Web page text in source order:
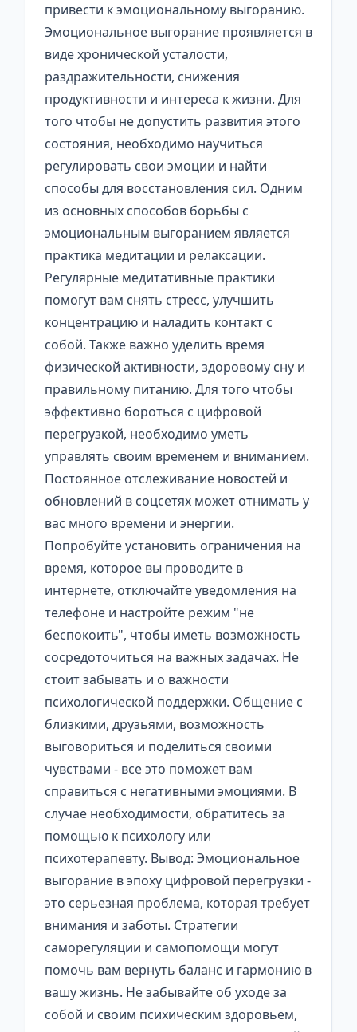
привести к эмоциональному выгоранию.
Эмоциональное выгорание проявляется в
виде хронической усталости,
раздражительности, снижения
продуктивности и интереса к жизни. Для
того чтобы не допустить развития этого
состояния, необходимо научиться
регулировать свои эмоции и найти
способы для восстановления сил. Одним
из основных способов борьбы с
эмоциональным выгоранием является
практика медитации и релаксации.
Регулярные медитативные практики
помогут вам снять стресс, улучшить
концентрацию и наладить контакт с
собой. Также важно уделить время
физической активности, здоровому сну и
правильному питанию. Для того чтобы
эффективно бороться с цифровой
перегрузкой, необходимо уметь
управлять своим временем и вниманием.
Постоянное отслеживание новостей и
обновлений в соцсетях может отнимать у
вас много времени и энергии.
Попробуйте установить ограничения на
время, которое вы проводите в
интернете, отключайте уведомления на
телефоне и настройте режим "не
беспокоить", чтобы иметь возможность
сосредоточиться на важных задачах. Не
стоит забывать и о важности
психологической поддержки. Общение с
близкими, друзьями, возможность
выговориться и поделиться своими
чувствами - все это поможет вам
справиться с негативными эмоциями. В
случае необходимости, обратитесь за
помощью к психологу или
психотерапевту. Вывод: Эмоциональное
выгорание в эпоху цифровой перегрузки -
это серьезная проблема, которая требует
внимания и заботы. Стратегии
саморегуляции и самопомощи могут
помочь вам вернуть баланс и гармонию в
вашу жизнь. Не забывайте об уходе за
собой и своим психическим здоровьем,